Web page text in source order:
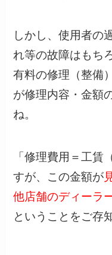
しかし、使用者の
れ等の故障はもち
有料の修理（整備
が修理内容・金額
ね。
「修理費用＝工賃
すが、この金額が
他店舗のディーラ
ということをご存